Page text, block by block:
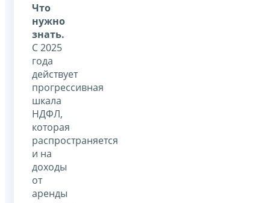
Что
нужно
знать.
С 2025
года
действует
прогрессивная
шкала
НДФЛ,
которая
распространяется
и на
доходы
от
аренды